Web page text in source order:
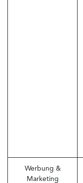
Werbung &
Marketing